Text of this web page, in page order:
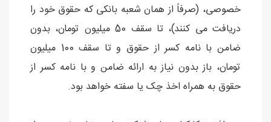
خصوصی، (صرفاً از همان شعبه بانکی که حقوق خود را
دریافت می کنند)، تا سقف 50 میلیون تومان، بدون
ضامن با نامه کسر از حقوق و تا سقف 100 میلیون
تومان، باز بدون نیاز به ارائه ضامن و با نامه کسر از
حقوق به همراه اخذ چک یا سفته خواهد بود.